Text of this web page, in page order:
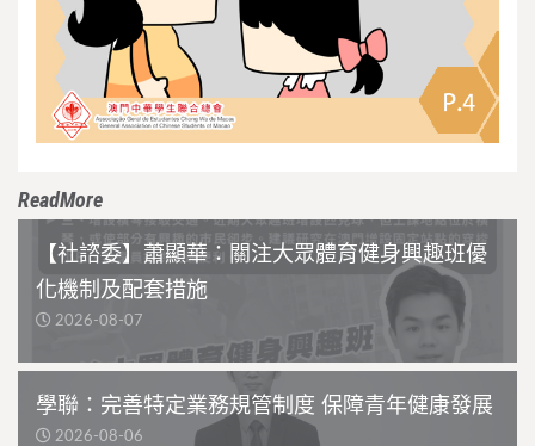
ReadMore
【社諮委】蕭顯華：關注大眾體育健身興趣班優
化機制及配套措施
2026-08-07
學聯：完善特定業務規管制度 保障青年健康發展
2026-08-06